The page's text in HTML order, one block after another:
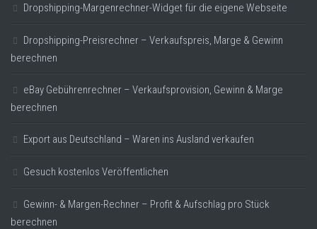
Dropshipping-Margenrechner-Widget für die eigene Webseite
Dropshipping-Preisrechner – Verkaufspreis, Marge & Gewinn
berechnen
eBay Gebührenrechner – Verkaufsprovision, Gewinn & Marge
berechnen
Export aus Deutschland – Waren ins Ausland verkaufen
Gesuch kostenlos Veröffentlichen
Gewinn- & Margen-Rechner – Profit & Aufschlag pro Stück
berechnen